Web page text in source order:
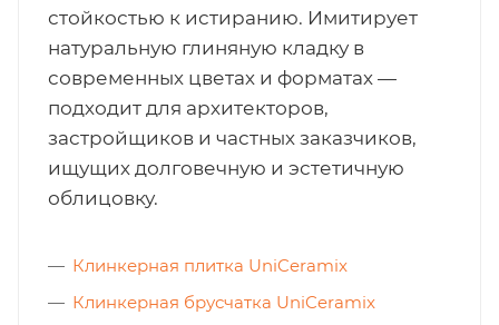
стойкостью к истиранию. Имитирует
натуральную глиняную кладку в
современных цветах и форматах —
подходит для архитекторов,
застройщиков и частных заказчиков,
ищущих долговечную и эстетичную
облицовку.
Клинкерная плитка UniCeramix
Клинкерная брусчатка UniCeramix